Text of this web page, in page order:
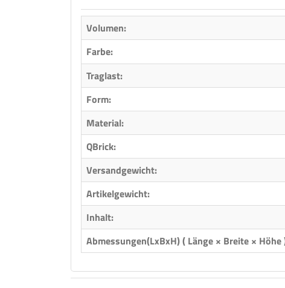
Volumen:
Farbe:
Traglast:
Form:
Material:
QBrick:
Versandgewicht:
Artikelgewicht:
Inhalt:
Abmessungen(LxBxH) ( Länge × Breite × Höhe